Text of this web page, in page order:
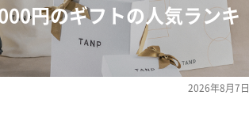
円のギフトの人気ランキ
2026年8月7日